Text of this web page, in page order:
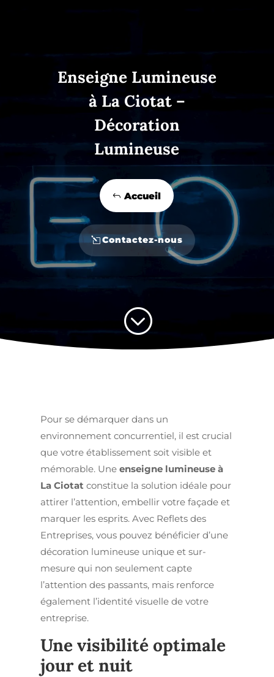
Enseigne Lumineuse
à La Ciotat –
Décoration
Lumineuse
Accueil
Contactez-nous
;
Pour se démarquer dans un
environnement concurrentiel, il est crucial
que votre établissement soit visible et
mémorable. Uneenseigne lumineuse à
La Ciotat constitue la solution idéale pour
attirer l’attention, embellir votre façade et
marquer les esprits. Avec Reflets des
Entreprises, vous pouvez bénéficier d’une
décoration lumineuse unique et sur-
mesure qui non seulement capte
l’attention des passants, mais renforce
également l’identité visuelle de votre
entreprise.
Une visibilité optimale
jour et nuit